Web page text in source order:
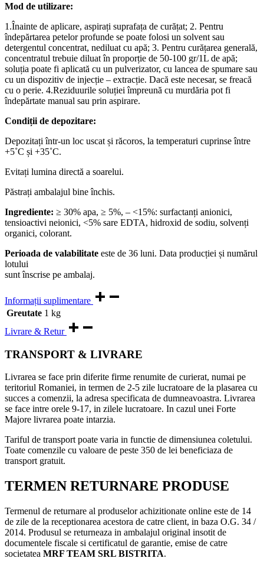
Mod de utilizare:
1.Înainte de aplicare, aspirați suprafața de curățat; 2. Pentru
îndepărtarea petelor profunde se poate folosi un solvent sau
detergentul concentrat, nediluat cu apă; 3. Pentru curățarea generală,
concentratul trebuie diluat în proporție de 50-100 gr/1L de apă;
soluția poate fi aplicată cu un pulverizator, cu lancea de spumare sau
cu un dispozitiv de injecție – extracție. Dacă este necesar, se freacă
cu o perie. 4.Reziduurile soluției împreună cu murdăria pot fi
îndepărtate manual sau prin aspirare.
Condiții de depozitare:
Depozitați într-un loc uscat și răcoros, la temperaturi cuprinse între
+5˚C și +35˚C.
Evitați lumina directă a soarelui.
Păstrați ambalajul bine închis.
Ingrediente: ≥ 30% apa, ≥ 5%, – <15%: surfactanți anionici,
tensioactivi neionici, <5% sare EDTA, hidroxid de sodiu, solvenți
organici, colorant.
Perioada de valabilitate este de 36 luni. Data producției și numărul
lotului
sunt înscrise pe ambalaj.
Informații suplimentare
Greutate 1 kg
Livrare & Retur
TRANSPORT & LIVRARE
Livrarea se face prin diferite firme renumite de curierat, numai pe
teritoriul Romaniei, in termen de 2-5 zile lucratoare de la plasarea cu
succes a comenzii, la adresa specificata de dumneavoastra. Livrarea
se face intre orele 9-17, in zilele lucratoare. In cazul unei Forte
Majore livrarea poate intarzia.
Tariful de transport poate varia in functie de dimensiunea coletului.
Toate comenzile cu valoare de peste 350 de lei beneficiaza de
transport gratuit.
TERMEN RETURNARE PRODUSE
Termenul de returnare al produselor achizitionate online este de 14
de zile de la receptionarea acestora de catre client, in baza O.G. 34 /
2014. Produsul se returneaza in ambalajul original insotit de
documentele fiscale si certificatul de garantie, emise de catre
societatea MRF TEAM SRL BISTRITA.